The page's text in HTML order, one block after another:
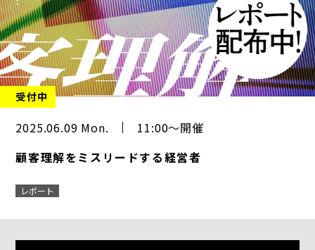
受付中
2025.06.09 Mon.
11:00～開催
顧客理解をミスリードする経営者
レポート